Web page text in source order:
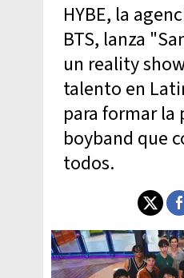
HYBE, la
BTS, lanza
un reality
talento en
para formar la
boyband que
todos.